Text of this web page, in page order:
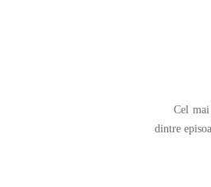
Cel mai
dintre